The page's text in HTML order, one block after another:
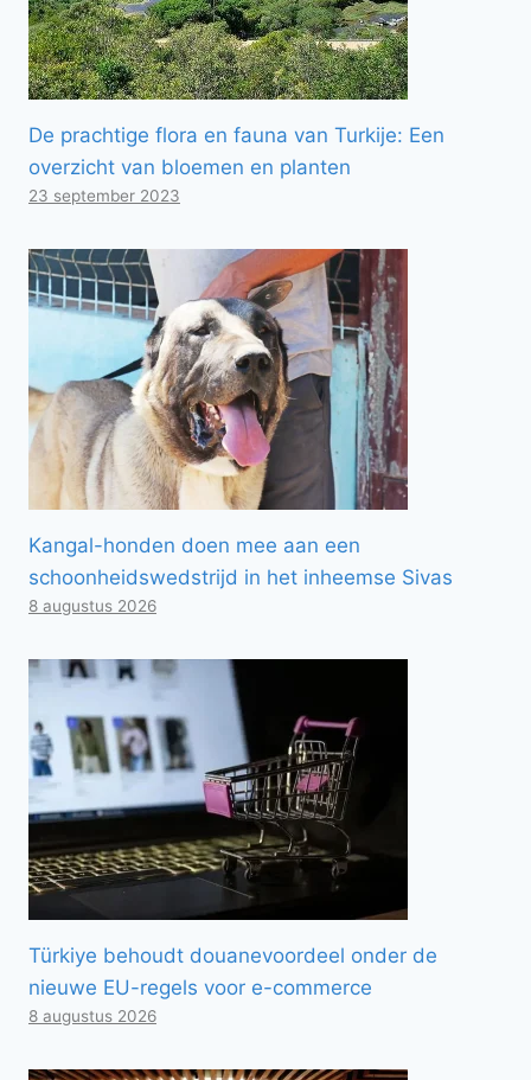
De prachtige flora en fauna van Turkije: Een
overzicht van bloemen en planten
23 september 2023
Kangal-honden doen mee aan een
schoonheidswedstrijd in het inheemse Sivas
8 augustus 2026
Türkiye behoudt douanevoordeel onder de
nieuwe EU-regels voor e-commerce
8 augustus 2026